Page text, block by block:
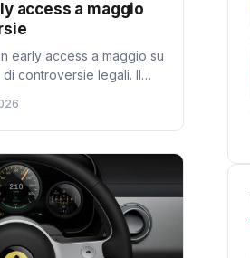
access a maggio
early access a maggio su
controversie legali. Il